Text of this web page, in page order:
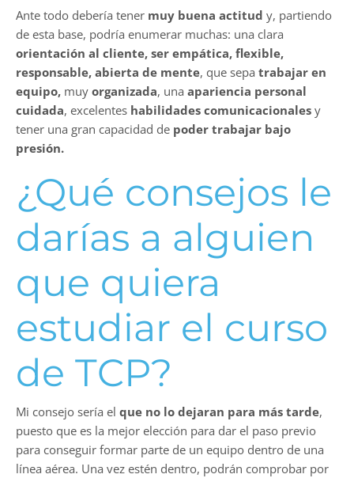
Ante todo debería tener muy buena actitud y, partiendo
de esta base, podría enumerar muchas: una clara
orientación al cliente, ser empática, flexible,
responsable, abierta de mente, que sepa trabajar en
equipo, muy organizada, una apariencia personal
cuidada, excelentes habilidades comunicacionales y
tener una gran capacidad de poder trabajar bajo
presión.
¿Qué consejos le
darías a alguien
que quiera
estudiar el curso
de TCP?
Mi consejo sería el que no lo dejaran para más tarde,
puesto que es la mejor elección para dar el paso previo
para conseguir formar parte de un equipo dentro de una
línea aérea. Una vez estén dentro, podrán comprobar por